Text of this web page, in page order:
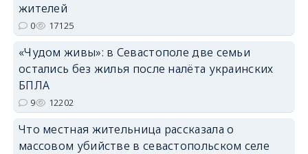
жителей
0 17125
«Чудом живы»: в Севастополе две семьи
остались без жилья после налёта украинских
БПЛА
9 12202
Что местная жительница рассказала о
массовом убийстве в севастопольском селе